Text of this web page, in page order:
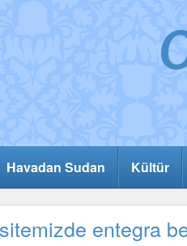
Havadan Sudan Kültür
entegra